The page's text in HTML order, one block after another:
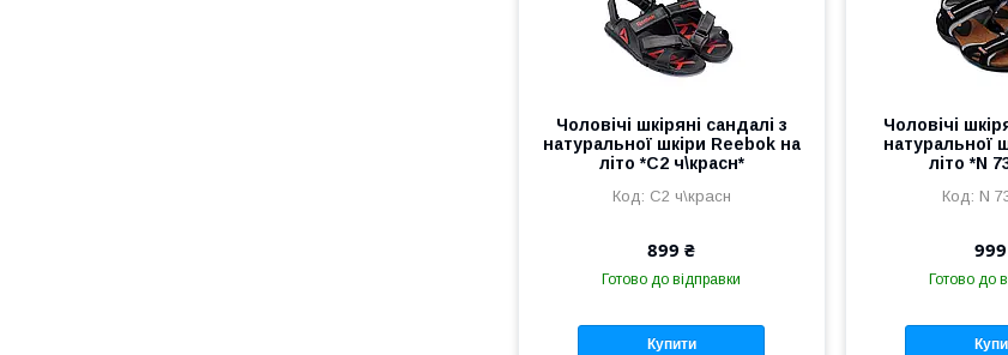
Чоловічі шкіряні сандалі з
натуральної шкіри Reebok на
літо *С2 ч\красн*
С2 ч\красн
899 ₴
Готово до відправки
Купити
Чоловічі
натуральної
літо *N
N
Готово до